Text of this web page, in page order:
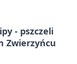
- pszczeli
Zwierzyńcu